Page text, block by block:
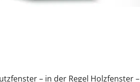
– in der Regel Holzfenster –